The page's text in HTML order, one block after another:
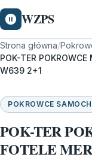
WZPS
Strona główna/
POK-TER POKROWCE
W639 2+1
POKROWCE
POK-TER
FOTELE